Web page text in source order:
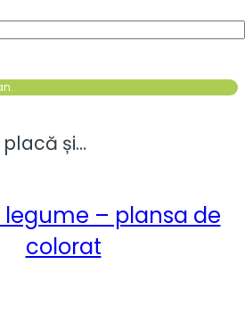
și…
legume – plansa de
colorat